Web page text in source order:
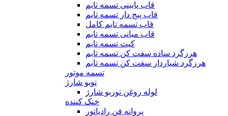
قاب پایینی تسمه تایم
قاب پیج دار تسمه تایم
قاب تسمه تایم کامل
قاب میانی تسمه تایم
کیت تسمه تایم
هرزگرد ساده سفت کن تسمه تایم
هرزگرد شیاردار سفت کن تسمه تایم
تسمه موتور
توبو شارژ
لوله روغن توربو شارژ
خنک کننده
پروانه فن رادیاتور